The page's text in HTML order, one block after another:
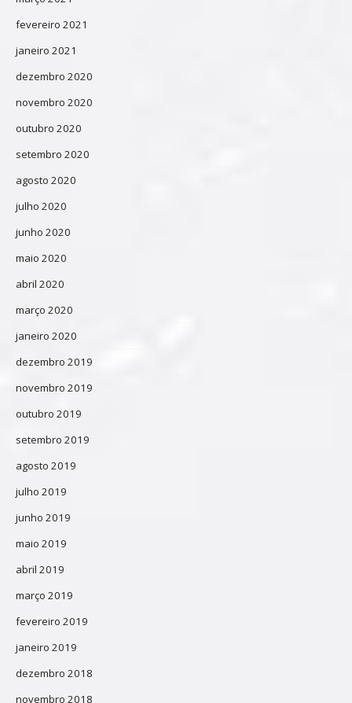
fevereiro 2021
janeiro 2021
dezembro 2020
novembro 2020
outubro 2020
setembro 2020
agosto 2020
julho 2020
junho 2020
maio 2020
abril 2020
março 2020
janeiro 2020
dezembro 2019
novembro 2019
outubro 2019
setembro 2019
agosto 2019
julho 2019
junho 2019
maio 2019
abril 2019
março 2019
fevereiro 2019
janeiro 2019
dezembro 2018
novembro 2018